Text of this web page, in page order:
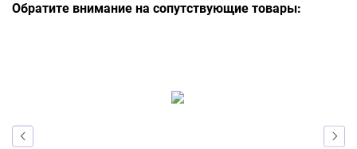
Обратите внимание на сопутствующие товары: